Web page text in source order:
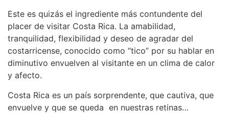
Este es quizás el ingrediente más contundente del
placer de visitar Costa Rica. La amabilidad,
tranquilidad, flexibilidad y deseo de agradar del
costarricense, conocido como “tico” por su hablar en
diminutivo envuelven al visitante en un clima de calor
y afecto.
Costa Rica es un país sorprendente, que cautiva, que
envuelve y que se queda en nuestras retinas…